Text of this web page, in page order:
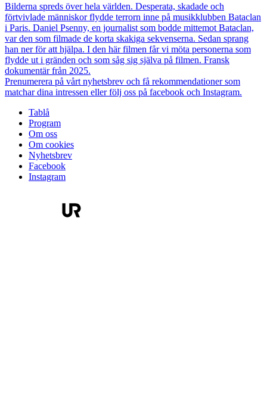
Bilderna spreds över hela världen. Desperata, skadade och
förtvivlade människor flydde terrorn inne på musikklubben Bataclan
i Paris. Daniel Psenny, en journalist som bodde mittemot Bataclan,
var den som filmade de korta skakiga sekvenserna. Sedan sprang
han ner för att hjälpa. I den här filmen får vi möta personerna som
flydde ut i gränden och som såg sig själva på filmen. Fransk
dokumentär från 2025.
Prenumerera på vårt nyhetsbrev och få rekommendationer som
matchar dina intressen eller följ oss på facebook och Instagram.
Tablå
Program
Om oss
Om cookies
Nyhetsbrev
Facebook
Instagram